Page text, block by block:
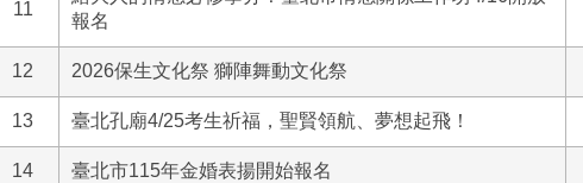
11
報名
12 2026保生文化祭 獅陣舞動文化祭
13 臺北孔廟4/25考生祈福，聖賢領航、夢想起飛！
14 臺北市115年金婚表揚開始報名